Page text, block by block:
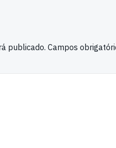
publicado. Campos